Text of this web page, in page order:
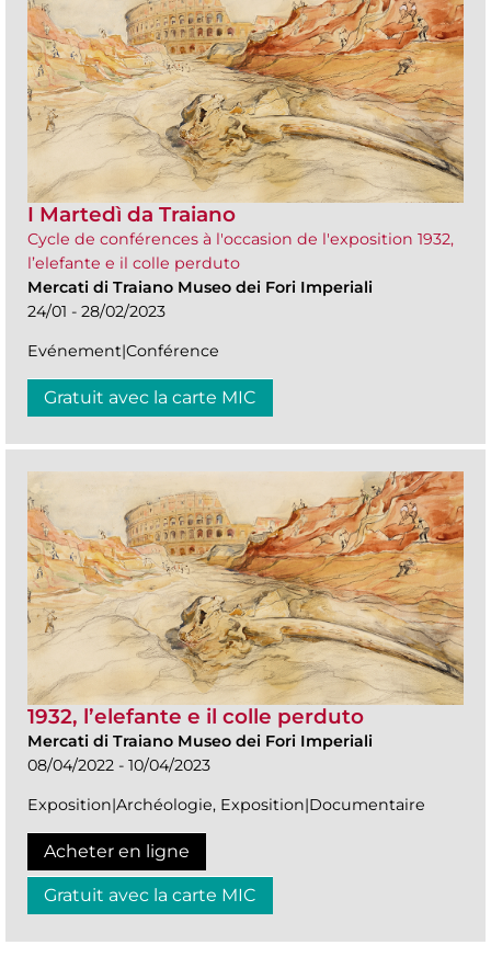
I Martedì da Traiano
Cycle de conférences à l'occasion de l'exposition 1932,
l’elefante e il colle perduto
Mercati di Traiano Museo dei Fori Imperiali
24/01 - 28/02/2023
Evénement|Conférence
Gratuit avec la carte MIC
1932, l’elefante e il colle perduto
Mercati di Traiano Museo dei Fori Imperiali
08/04/2022 - 10/04/2023
Exposition|Archéologie, Exposition|Documentaire
Acheter en ligne
Gratuit avec la carte MIC